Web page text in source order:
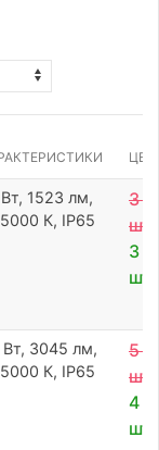
1523 лм,
К, IP65
3
шт
3
шт
Вт, 3045 лм,
К, IP65
5
шт
4
шт